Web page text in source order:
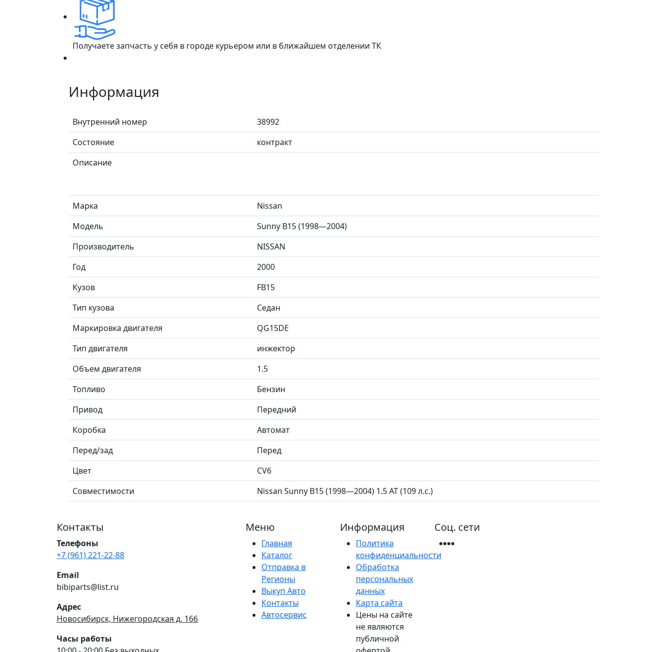
Получаете запчасть у себя в городе курьером или в ближайшем отделении ТК
Информация
Внутренний номер
38992
Состояние
контракт
Описание
Марка
Nissan
Модель
Sunny B15 (1998—2004)
Производитель
NISSAN
Год
2000
Кузов
FB15
Тип кузова
Седан
Маркировка двигателя
QG15DE
Тип двигателя
инжектор
Объем двигателя
1.5
Топливо
Бензин
Привод
Передний
Коробка
Автомат
Перед/зад
Перед
Цвет
CV6
Совместимости
Nissan Sunny B15 (1998—2004) 1.5 AT (109 л.с.)
Контакты
Телефоны
+7 (961) 221-22-88
Email
bibiparts@list.ru
Адрес
Новосибирск, Нижегородская д. 166
Часы работы
Меню
Главная
Каталог
Отправка в
Регионы
Выкуп Авто
Контакты
Автосервис
Информация
Политика
конфиденциальности
Обработка
персональных
данных
Карта сайта
Цены на сайте
не являются
публичной
Соц. сети